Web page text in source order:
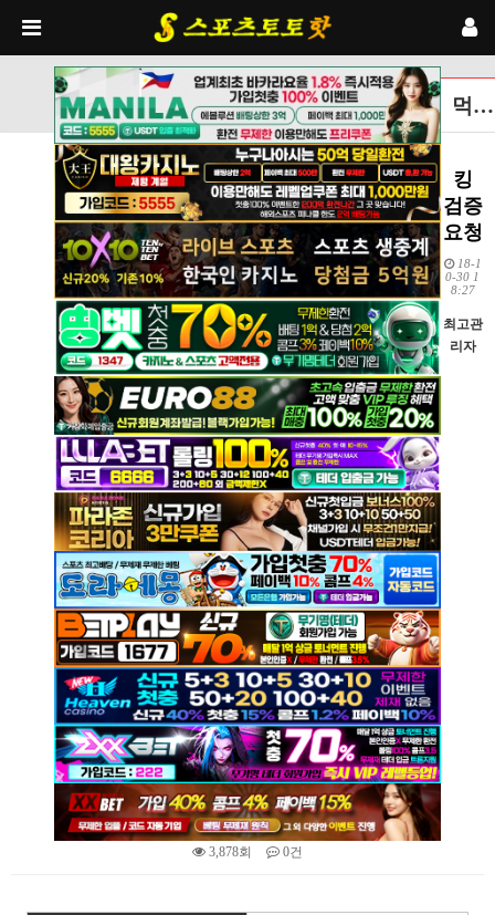
먹튀검증토토사이트 글보기
킹
검증
요청
18-1
0-30 1
8:27
최고관
리자
3,878회 0건